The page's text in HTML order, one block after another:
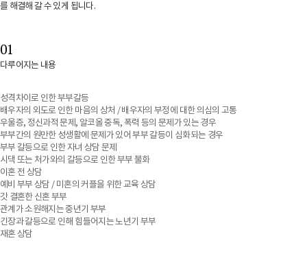
를 해결해 갈 수 있게 됩니다.
01
다루어지는 내용
성격차이로 인한 부부갈등
배우자의 외도로 인한 마음의 상처 / 배우자의 부정에 대한 의심의 고통
우울증, 정신과적 문제, 알코올 중독, 폭력 등의 문제가 있는 경우
부부간의 원만한 성생활에 문제가 있어 부부 갈등이 심화되는 경우
부부 갈등으로 인한 자녀 상담 문제
시댁 또는 처가와의 갈등으로 인한 부부 불화
이혼 전 상담
예비 부부 상담 / 미혼의 커플을 위한 교육 상담
갓 결혼한 신혼 부부
관계가 소원해지는 중년기 부부
긴장과 갈등으로 인해 힘들어지는 노년기 부부
재혼 상담